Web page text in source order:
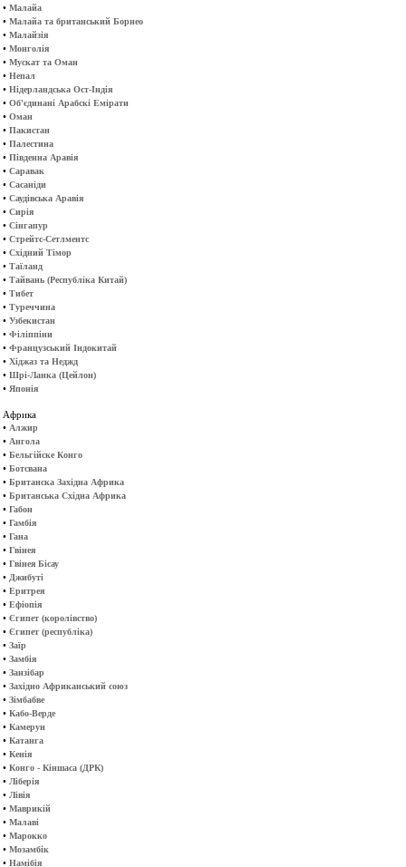
• Малайа
• Малайа та британський Борнео
• Малайзія
• Монголія
• Мускат та Оман
• Непал
• Нідерландська Ост-Індія
• Об'єдинані Арабскі Емірати
• Оман
• Пакистан
• Палестина
• Південна Аравія
• Саравак
• Сасаніди
• Саудівська Аравія
• Сирія
• Сінгапур
• Стрейтс-Сетлментс
• Східний Тімор
• Таїланд
• Тайвань (Республіка Китай)
• Тибет
• Туреччина
• Узбекистан
• Філіппіни
• Французський Індокитай
• Хіджаз та Неджд
• Шрі-Ланка (Цейлон)
• Японія
Африка
• Алжир
• Ангола
• Бельгійске Конго
• Ботсвана
• Британска Західна Африка
• Британська Східна Африка
• Габон
• Гамбія
• Гана
• Гвінея
• Гвінея Бісау
• Джибуті
• Еритрея
• Ефіопія
• Єгипет (королівство)
• Єгипет (республіка)
• Заїр
• Замбія
• Занзібар
• Західно Африканський союз
• Зімбабве
• Кабо-Верде
• Камерун
• Катанга
• Кенія
• Конго - Кіншаса (ДРК)
• Ліберія
• Лівія
• Маврикій
• Малаві
• Марокко
• Мозамбік
• Намібія